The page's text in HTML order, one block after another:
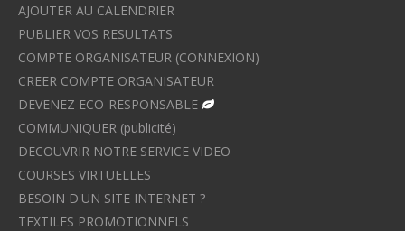
AJOUTER AU CALENDRIER
PUBLIER VOS RESULTATS
COMPTE ORGANISATEUR (CONNEXION)
CREER COMPTE ORGANISATEUR
DEVENEZ ECO-RESPONSABLE
COMMUNIQUER (publicité)
DECOUVRIR NOTRE SERVICE VIDEO
COURSES VIRTUELLES
BESOIN D'UN SITE INTERNET ?
TEXTILES PROMOTIONNELS